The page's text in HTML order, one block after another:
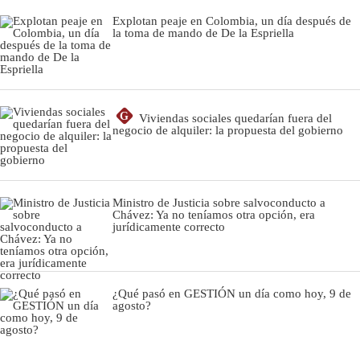
Explotan peaje en Colombia, un día después de
la toma de mando de De la Espriella
G
Viviendas sociales quedarían fuera del
negocio de alquiler: la propuesta del gobierno
Ministro de Justicia sobre salvoconducto a
Chávez: Ya no teníamos otra opción, era
jurídicamente correcto
¿Qué pasó en GESTIÓN un día como hoy, 9 de
agosto?